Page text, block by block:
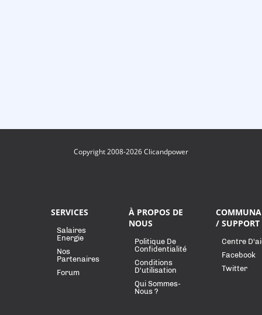
Copyright 2008-2026 Clicandpower
SERVICES
Salaires
Energie
Nos
Partenaires
Forum
À PROPOS DE
NOUS
Politique De
Confidentialité
Conditions
D'utilisation
Qui Sommes-
Nous ?
/ SUPPORT
Centre
Facebook
Twitter